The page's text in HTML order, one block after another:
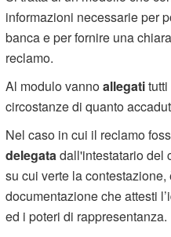
informazioni necessarie per
banca e per fornire una
reclamo.
Al modulo vannoallegati
circostanze di quanto
Nel caso in cui il reclamo
delegata dall'intestatario del
su cui verte la
documentazione che attesti
ed i poteri di rappresentanza.